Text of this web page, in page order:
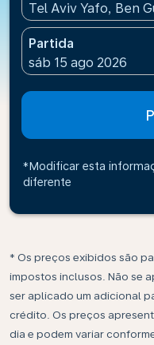
Tel Aviv Yafo, Ben
Partida
fc-booking-
sáb 15 ago 2026
*Modificar esta
diferente
* Os preços exibidos são
impostos inclusos. Não se
ser aplicado um adicional
crédito. Os preços
dia e podem variar